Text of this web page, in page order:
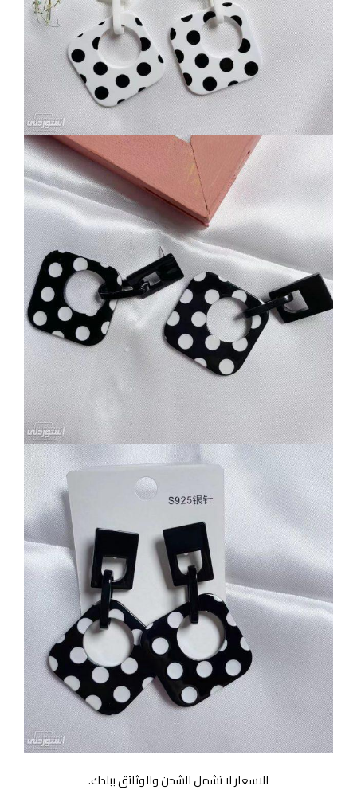
الاسعار لا تشمل الشحن والوثائق ببلدك.